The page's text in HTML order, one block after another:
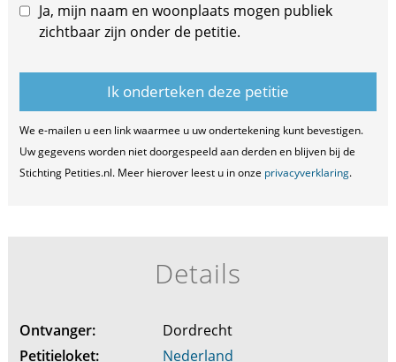
Ja, mijn naam en woonplaats mogen publiek
zichtbaar zijn onder de petitie.
We e-mailen u een link waarmee u uw ondertekening kunt bevestigen.
Uw gegevens worden niet doorgespeeld aan derden en blijven bij de
Stichting Petities.nl. Meer hierover leest u in onze privacyverklaring.
Details
Ontvanger:
Dordrecht
Petitieloket:
Nederland